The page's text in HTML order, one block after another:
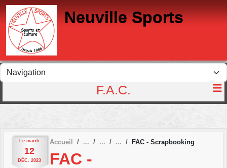
Neuville Sports
F.A.C.
Le mardi
12
DÉC. 2023
Accueil FAC - Scrapbooking
FAC -
Panneau de gestion des cookies